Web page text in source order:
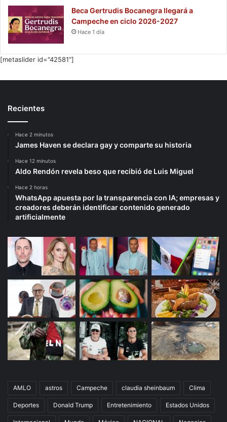
Beca Gertrudis Bocanegra llegará a
Campeche en ciclo 2026-2027
Hace 1 día
[metaslider id="42581"]
Recientes
Hace 2 minutos
James Haven se declara gay y comparte su historia
Hace 12 minutos
Aldo Rendón revela beso que recibió de Luis Miguel
Hace 2 horas
WhatsApp apuesta por la transparencia con IA; empresas y
creadores deberán identificar contenido generado
artificialmente
AMLO astros Campeche claudia sheinbaum Clima
Deportes Donald Trump Entretenimiento Estados Unidos